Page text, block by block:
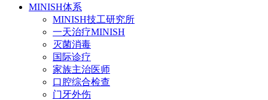
MINISH体系
MINISH技工研究所
一天治疗MINISH
灭菌消毒
国际诊疗
家族主治医师
口腔综合检查
门牙外伤